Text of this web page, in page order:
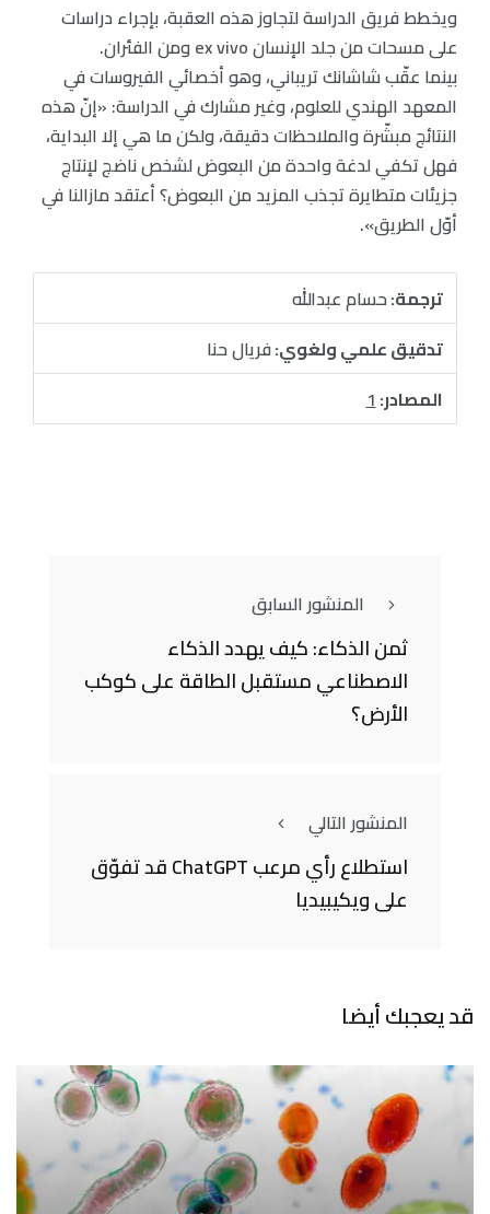
ويخطط فريق الدراسة لتجاوز هذه العقبة، بإجراء دراسات
على مسحات من جلد الإنسان ex vivo ومن الفئران.
بينما عقّب شاشانك تريباني، وهو أخصائي الفيروسات في
المعهد الهندي للعلوم، وغير مشارك في الدراسة: «إنّ هذه
النتائج مبشّرة والملاحظات دقيقة، ولكن ما هي إلا البداية،
فهل تكفي لدغة واحدة من البعوض لشخص ناضج لإنتاج
جزيئات متطايرة تجذب المزيد من البعوض؟ أعتقد مازالنا في
أوّل الطريق».
ترجمة:حسام عبدالله
تدقيق علمي ولغوي:فريال حنا
المصادر:1
المنشور السابق
ثمن الذكاء: كيف يهدد الذكاء
الاصطناعي مستقبل الطاقة على كوكب
الأرض؟
المنشور التالي
استطلاع رأي مرعب ChatGPT قد تفوّق
على ويكيبيديا
قد يعجبك أيضا